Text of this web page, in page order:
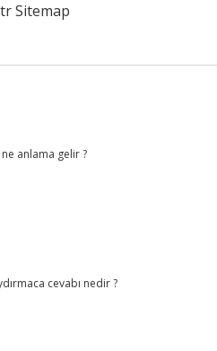
Sitemap
anlama gelir ?
cevabı nedir ?